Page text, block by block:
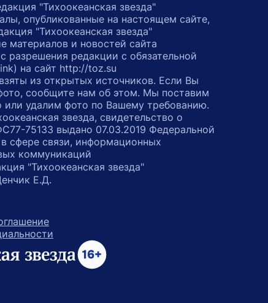
"Тихоокеанская звезда"
опубликованные на настоящем сайте,
"Тихоокеанская звезда"
материалов и новостей сайта
разрешения редакции с обязательной
на сайт http://toz.su
из открытых источников. Если Вы
сообщите нам об этом. Мы поставим
или удалим фото по Вашему требованию.
звезда, свидетельство о
75133 выдано 07.03.2019 Федеральной
сфере связи, информационных
коммуникаций
"Тихоокеанская звезда"
Е.Д.
на главную
16+
в Вконтакте
в Одноклассниках
в Телеграмм